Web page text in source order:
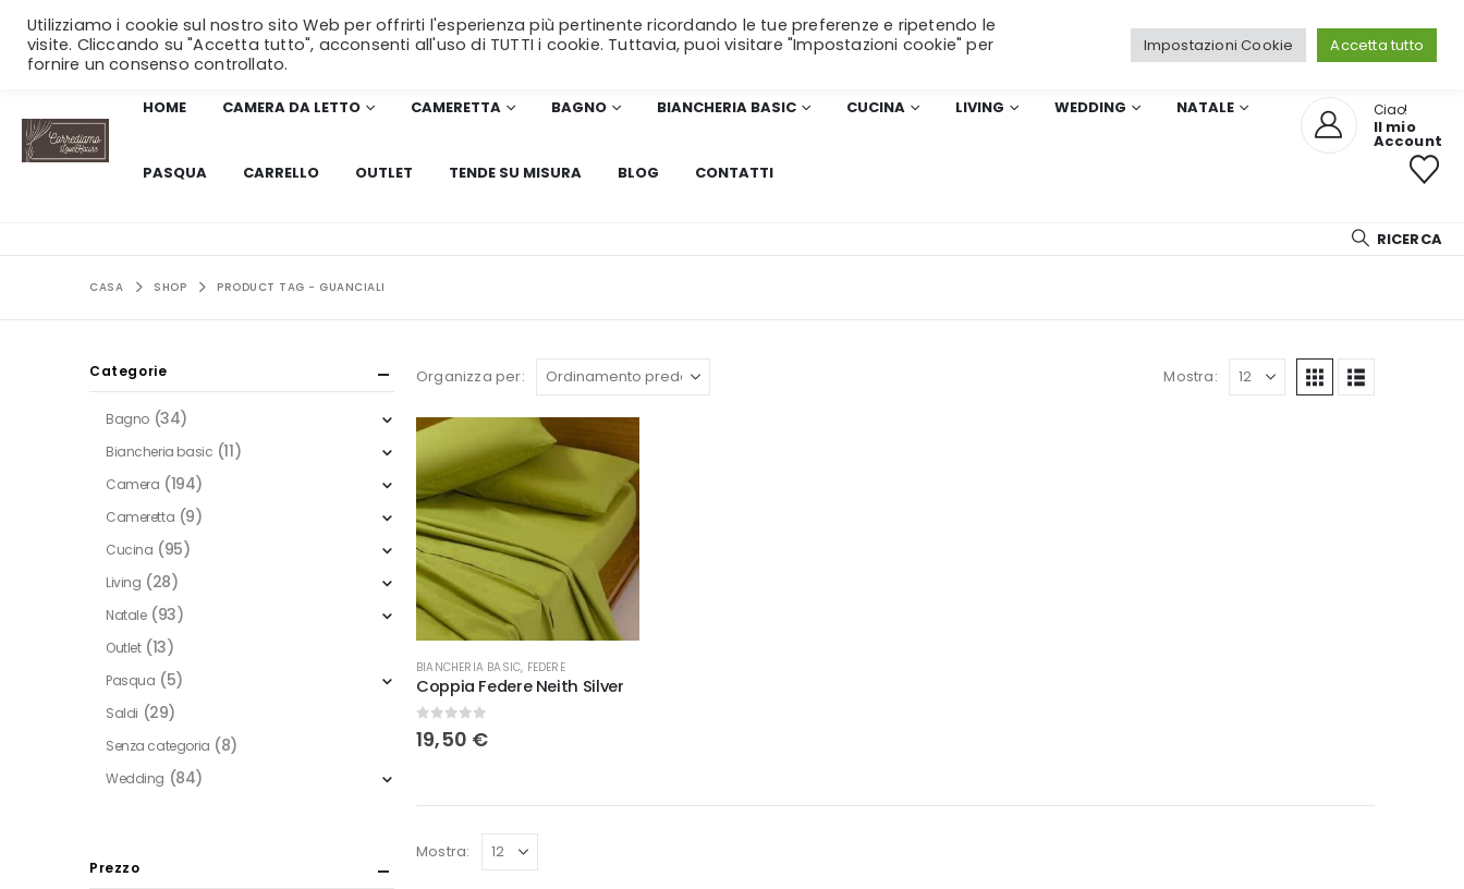
SPEDIZIONE GRATUITAper ordini superiori a 99€!
HOME CAMERA DA LETTO CAMERETTA BAGNO BIANCHERIA BASIC CUCINA LIVING WEDDING NATALE
PASQUA CARRELLO OUTLET TENDE SU MISURA BLOG CONTATTI
Ciao!
Il mio
Account
RICERCA
CASA SHOP PRODUCT TAG - GUANCIALI
Organizza per: Mostra:
prodotto
ha
più
possono
BIANCHERIA BASIC, FEDERE
Coppia Federe Neith Silver
0Su 5
19,50 €
Mostra:
Categorie
Bagno (34)
Biancheria basic (11)
Camera (194)
Cameretta (9)
Cucina (95)
Living (28)
Natale (93)
Outlet (13)
Pasqua (5)
Saldi (29)
Senza categoria (8)
Wedding (84)
Prezzo
Utilizziamo i cookie sul nostro sito Web per offrirti l'esperienza più pertinente ricordando le tue preferenze e ripetendo le
visite. Cliccando su "Accetta tutto", acconsenti all'uso di TUTTI i cookie. Tuttavia, puoi visitare "Impostazioni cookie" per
fornire un consenso controllato.
Impostazioni Cookie Accetta tutto